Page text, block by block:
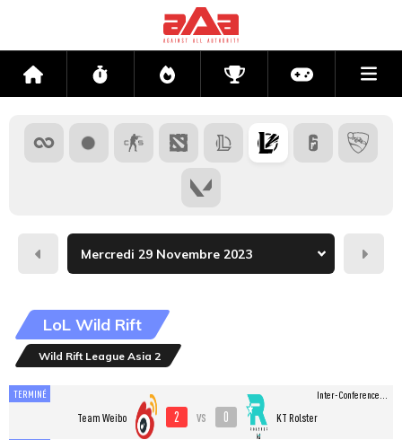
Accueil Flux Directs CompétitionsActu jeux
Hier
LoL Wild Rift
Wild Rift League Asia 2
TERMINÉ
Team Weibo 2 vs 0 KT Rolster
Inter-Conference...